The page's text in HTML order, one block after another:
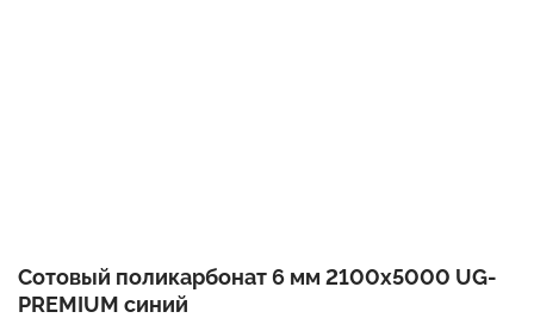
Сотовый поликарбонат 6 мм 2100х5000 UG-
PREMIUM синий